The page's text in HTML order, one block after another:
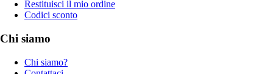
Restituisci il mio ordine
Codici sconto
Chi siamo
Chi siamo?